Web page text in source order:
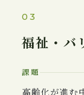
03
福祉・バ
課題
高齢化が進む